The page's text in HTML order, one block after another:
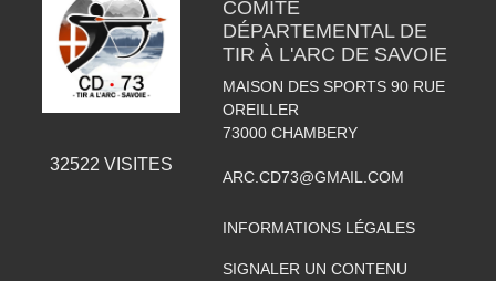
32522 VISITES
COMITÉ
DÉPARTEMENTAL DE
TIR À L'ARC DE SAVOIE
MAISON DES SPORTS 90 RUE
OREILLER
73000 CHAMBERY
ARC.CD73@GMAIL.COM
INFORMATIONS LÉGALES
SIGNALER UN CONTENU